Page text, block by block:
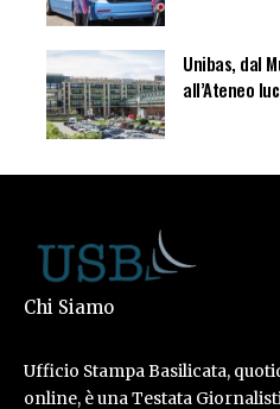
Unibas, dal
all’Ateneo
Chi Siamo
Ufficio Stampa Basilicata,
online, è una Testata